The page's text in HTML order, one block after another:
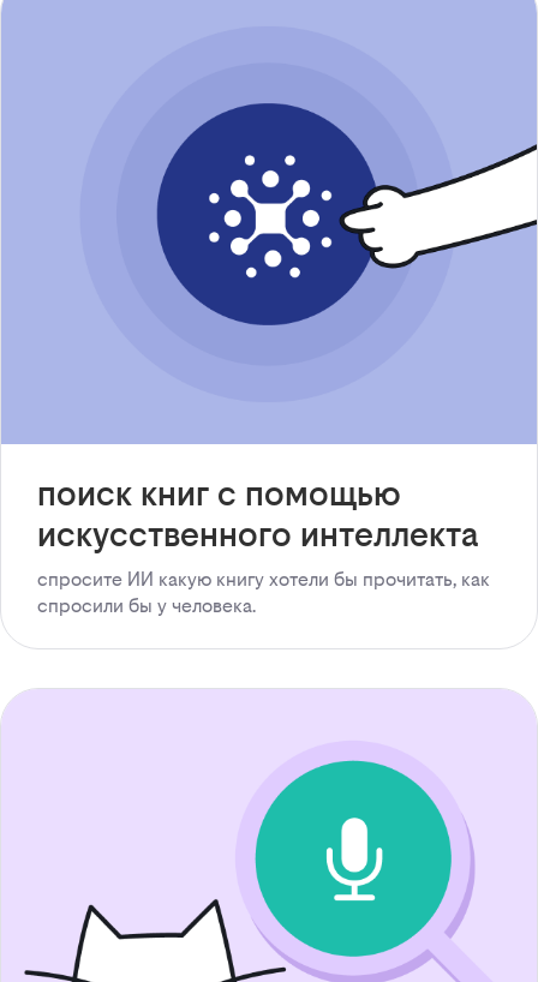
поиск книг с помощью
искусственного интеллекта
спросите ИИ какую книгу хотели бы прочитать, как
спросили бы у человека.